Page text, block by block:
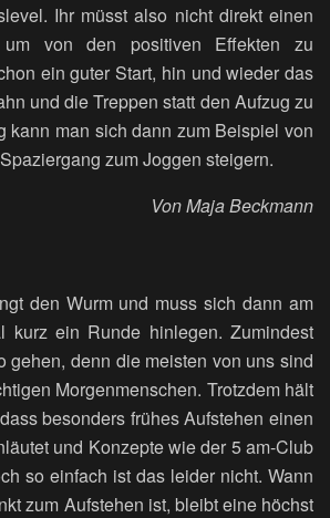
Ihr müsst also nicht direkt einen
um von den positiven Effekten zu
ein guter Start, hin und wieder das
und die Treppen statt den Aufzug zu
kann man sich dann zum Beispiel von
zum Joggen steigern.
Von Maja Beckmann
den Wurm und muss sich dann am
kurz ein Runde hinlegen. Zumindest
gehen, denn die meisten von uns sind
Morgenmenschen. Trotzdem hält
besonders frühes Aufstehen einen
und Konzepte wie der 5 am-Club
so einfach ist das leider nicht. Wann
zum Aufstehen ist, bleibt eine höchst